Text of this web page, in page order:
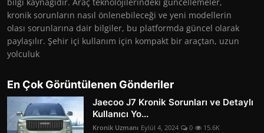
kronik sorunların nasıl önlenebileceği ve yeni modellerin
olası sorunlarına dair bilgiler, bu platformda güncel olarak
paylaşılır. Şehir içi kullanım için kompakt bir araçtan, uzun
yolculuk
En Çok Görüntülenen Gönderiler
Jaecoo J7 Kronik Sorunları ve Detaylı
Kullanıcı Yo...
Kronik Uzmanı Eylül 4, 2024 0 15.6K